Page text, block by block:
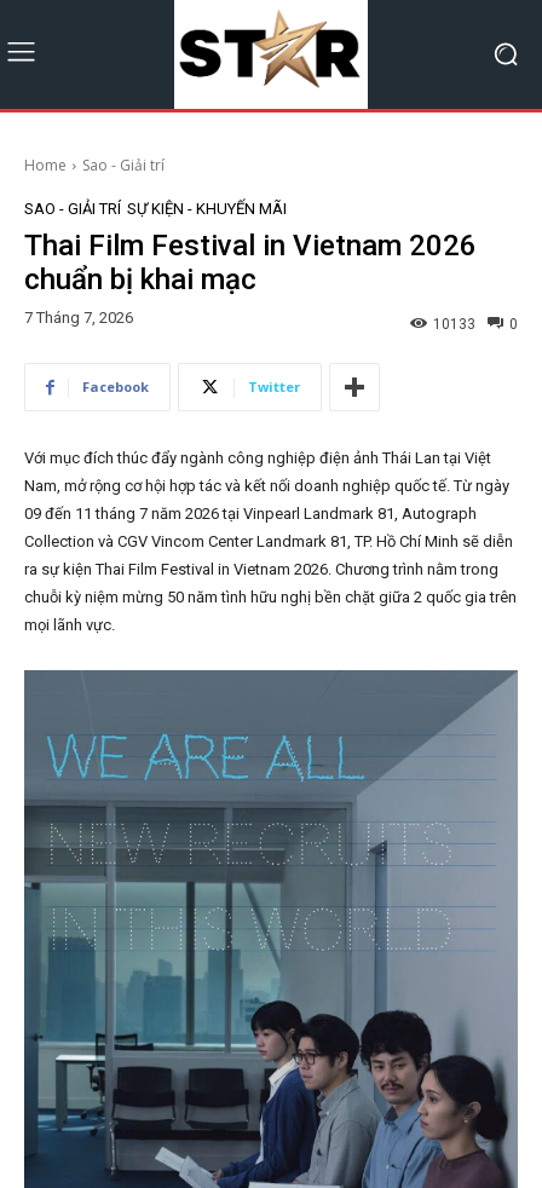
Home Sao - Giải trí
SAO - GIẢI TRÍ SỰ KIỆN - KHUYẾN MÃI
Thai Film Festival in Vietnam 2026
chuẩn bị khai mạc
7 Tháng 7, 2026 0
10133
Facebook Twitter
Với mục đích thúc đẩy ngành công nghiệp điện ảnh Thái Lan tại Việt
Nam, mở rộng cơ hội hợp tác và kết nối doanh nghiệp quốc tế. Từ ngày
09 đến 11 tháng 7 năm 2026 tại Vinpearl Landmark 81, Autograph
Collection và CGV Vincom Center Landmark 81, TP. Hồ Chí Minh sẽ diễn
ra sự kiện Thai Film Festival in Vietnam 2026. Chương trình nằm trong
chuỗi kỳ niệm mừng 50 năm tình hữu nghị bền chặt giữa 2 quốc gia trên
mọi lãnh vực.